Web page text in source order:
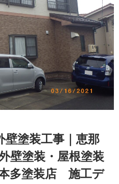
塗装工事｜恵那
壁塗装・屋根塗装
多塗装店 施工デ